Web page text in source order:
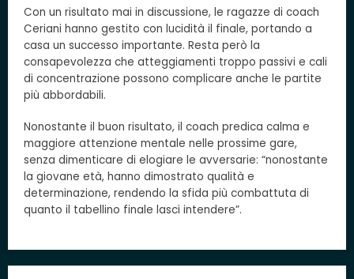
Con un risultato mai in discussione, le ragazze di coach
Ceriani hanno gestito con lucidità il finale, portando a
casa un successo importante. Resta però la
consapevolezza che atteggiamenti troppo passivi e cali
di concentrazione possono complicare anche le partite
più abbordabili.
Nonostante il buon risultato, il coach predica calma e
maggiore attenzione mentale nelle prossime gare,
senza dimenticare di elogiare le avversarie: “nonostante
la giovane età, hanno dimostrato qualità e
determinazione, rendendo la sfida più combattuta di
quanto il tabellino finale lasci intendere”.